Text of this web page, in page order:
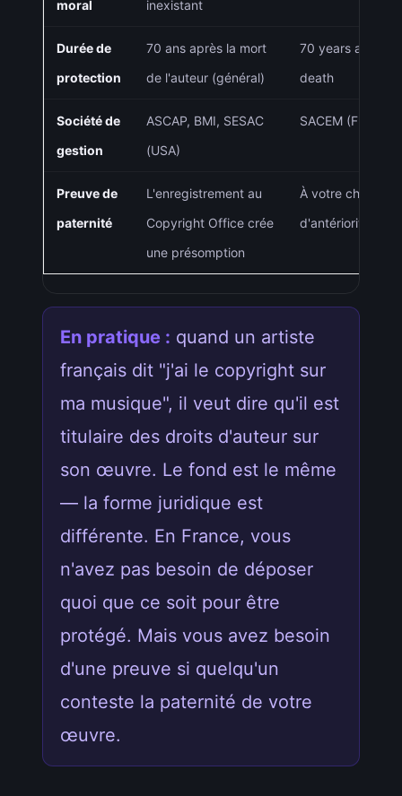
moral inexistant
Durée de
protection
70 ans après la mort
de l'auteur (général)
70 years after
death
Société de
gestion
ASCAP, BMI, SESAC
(USA)
SACEM (France)
Preuve de
paternité
L'enregistrement au
Copyright Office crée
une présomption
À votre charge
d'antériorité
En pratique : quand un artiste
français dit "j'ai le copyright sur
ma musique", il veut dire qu'il est
titulaire des droits d'auteur sur
son œuvre. Le fond est le même
— la forme juridique est
différente. En France, vous
n'avez pas besoin de déposer
quoi que ce soit pour être
protégé. Mais vous avez besoin
d'une preuve si quelqu'un
conteste la paternité de votre
œuvre.